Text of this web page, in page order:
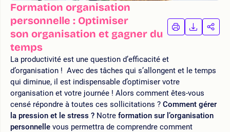
Formation organisation
personnelle : Optimiser
son organisation et gagner du
temps
IMPRIMER
LA
LA
La productivité est une question d’efficacité et
d’organisation ! Avec des tâches qui s’allongent et le temps
qui diminue, il est indispensable d’optimiser votre
organisation et votre journée ! Alors comment êtes-vous
censé répondre à toutes ces sollicitations ? Comment gérer
la pression et le stress ? Notre formation sur l’organisation
personnelle vous permettra de comprendre comment